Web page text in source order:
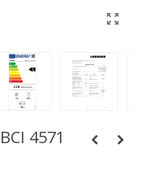
4571